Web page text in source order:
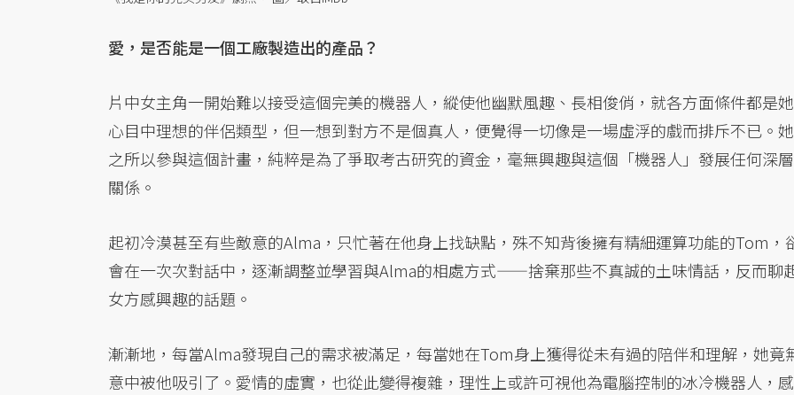
愛，是否能是一個工廠製造出的產品？
片中女主角一開始難以接受這個完美的機器人，縱使他幽默風趣、長相俊俏，就各方面條件都是她
心目中理想的伴侶類型，但一想到對方不是個真人，便覺得一切像是一場虛浮的戲而排斥不已。她
之所以參與這個計畫，純粹是為了爭取考古研究的資金，毫無興趣與這個「機器人」發展任何深層
關係。
起初冷漠甚至有些敵意的Alma，只忙著在他身上找缺點，殊不知背後擁有精細運算功能的Tom，
會在一次次對話中，逐漸調整並學習與Alma的相處方式——捨棄那些不真誠的土味情話，反而聊
女方感興趣的話題。
漸漸地，每當Alma發現自己的需求被滿足，每當她在Tom身上獲得從未有過的陪伴和理解，她竟
意中被他吸引了。愛情的虛實，也從此變得複雜，理性上或許可視他為電腦控制的冰冷機器人，感